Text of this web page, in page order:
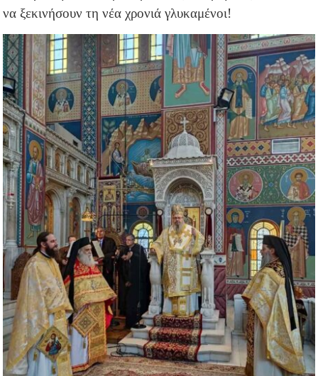
να ξεκινήσουν τη νέα χρονιά γλυκαμένοι!